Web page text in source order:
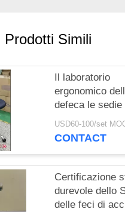
Prodotti Simili
Il laboratorio
ergonomico
defeca le
del laboratorio
con Footring
USD60-100/set
CONTACT
Certificazione
durevole dello
delle feci di